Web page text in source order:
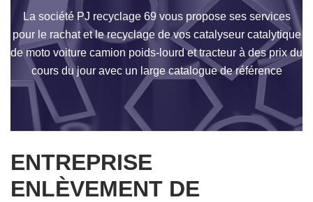
La société PJ recyclage 69 vous propose ses services
pour le rachat et le recyclage de vos catalyseur catalytique
de moto voiture camion poids-lourd et tracteur à des prix du
cours du jour avec un large catalogue de référence
ENTREPRISE
ENLÈVEMENT DE